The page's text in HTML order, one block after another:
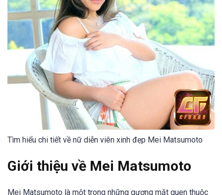
Tìm hiểu chi tiết về nữ diễn viên xinh đẹp Mei Matsumoto
Giới thiệu về Mei Matsumoto
Mei Matsumoto là một trong những gương mặt quen thuộc